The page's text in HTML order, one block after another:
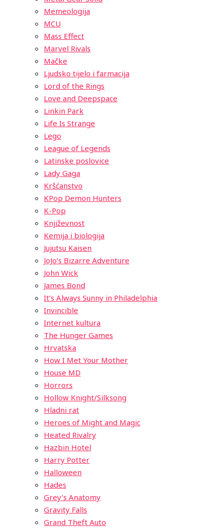
Memeologija
MCU
Mass Effect
Marvel Rivals
Mačke
Ljudsko tijelo i farmacija
Lord of the Rings
Love and Deepspace
Linkin Park
Life Is Strange
Lego
League of Legends
Latinske poslovice
Lady Gaga
Kršćanstvo
KPop Demon Hunters
K-Pop
Književnost
Kemija i biologija
Jujutsu Kaisen
JoJo’s Bizarre Adventure
John Wick
James Bond
It’s Always Sunny in Philadelphia
Invincible
Internet kultura
The Hunger Games
Hrvatska
How I Met Your Mother
House MD
Horrors
Hollow Knight/Silksong
Hladni rat
Heroes of Might and Magic
Heated Rivalry
Hazbin Hotel
Harry Potter
Halloween
Hades
Grey’s Anatomy
Gravity Falls
Grand Theft Auto